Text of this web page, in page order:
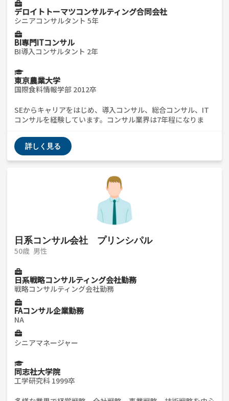
デロイトトーマツコンサルティング合同会社
シニアコンサルタント 5年
BI専門ITコンサル
BI導入コンサルタント 2年
東京農業大学
国際食料情報学部 2012卒
SEからキャリアをはじめ、導入コンサル、総合コンサル、IT
コンサルを経験しています。コンサル業界は7年程になりま
アの棚卸など対応できます。 社内でもキャリア相談などに携
わっています。 些細な質問でも構いませんので、気軽にご連絡
ください。
詳しく見る
日系コンサル会社 プリンシパル
50歳 男性
日系戦略コンサルティング会社勤務
戦略コンサルティング会社勤務
FAコンサル企業勤務
NA
シニアマネージャー
同志社大学院
工学研究科 1999卒